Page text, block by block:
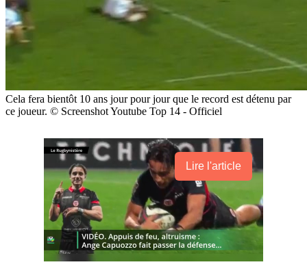
Cela fera bientôt 10 ans jour pour jour que le record est détenu par
ce joueur. © Screenshot Youtube Top 14 - Officiel
Lire l'article